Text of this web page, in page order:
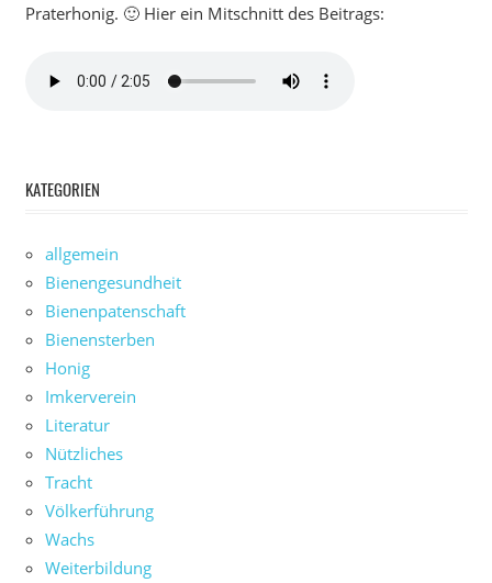
Praterhonig. 🙂 Hier ein Mitschnitt des Beitrags:
KATEGORIEN
allgemein
Bienengesundheit
Bienenpatenschaft
Bienensterben
Honig
Imkerverein
Literatur
Nützliches
Tracht
Völkerführung
Wachs
Weiterbildung